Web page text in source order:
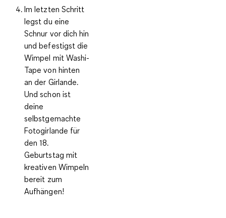
Im letzten Schritt
legst du eine
Schnur vor dich hin
und befestigst die
Wimpel mit Washi-
Tape von hinten
an der Girlande.
Und schon ist
deine
selbstgemachte
Fotogirlande für
den 18.
Geburtstag mit
kreativen Wimpeln
bereit zum
Aufhängen!